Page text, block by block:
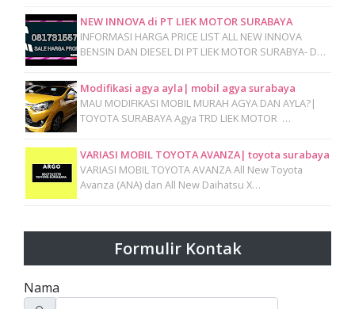
NEW INNOVA di PT LIEK MOTOR SURABAYA
INFORMASI HARGA PRICE LIST ALL NEW INNOVA
BENSIN DAN DIESEL DI PT LIEK MOTOR SURABYA- D…
Modifikasi agya ayla| mobil agya surabaya
MAU MODIFIKASI MOBIL MURAH AGYA DAN AYLA?|
TOYOTA SURABAYA Agya TRD LIEK MOTOR …
VARIASI MOBIL TOYOTA AVANZA| toyota surabaya
VARIASI MOBIL TOYOTA AVANZA All New Toyota
Avanza (ANA) dan All New Daihatsu X…
Formulir Kontak
Nama